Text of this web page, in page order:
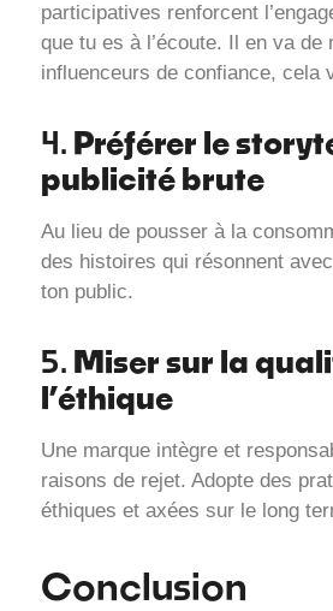
participatives renforcent
que tu es à l’écoute. Il en va de
influenceurs de confiance, cela
4. Préférer le
publicité brute
Au lieu de pousser à la
des histoires qui résonnent
ton public.
5. Miser sur la
l’éthique
Une marque intègre et
raisons de rejet. Adopte des
éthiques et axées sur le long
Conclusion